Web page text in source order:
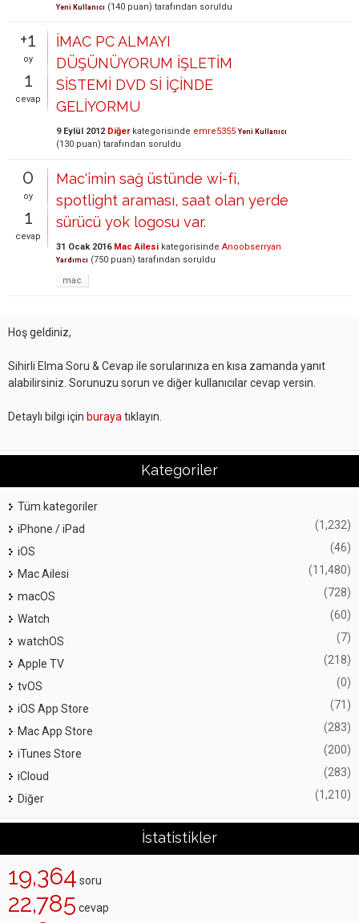
Yeni Kullanıcı (140 puan) tarafından soruldu
+1
oy
1
cevap
İMAC PC ALMAYI
DÜŞÜNÜYORUM İŞLETİM
SİSTEMİ DVD Sİ İÇİNDE
GELİYORMU
9 Eylül 2012 Diğerkategorisinde emre5355 Yeni Kullanıcı
(130 puan) tarafından soruldu
0
oy
1
cevap
Mac'imin sağ üstünde wi-fi,
spotlight araması, saat olan yerde
sürücü yok logosu var.
31 Ocak 2016 Mac Ailesi kategorisinde Anoobserryan
Yardımcı (750 puan) tarafından soruldu
mac
Hoş geldiniz,
Sihirli Elma Soru & Cevap ile sorularınıza en kısa zamanda yanıt
alabilirsiniz. Sorunuzu sorun ve diğer kullanıcılar cevap versin.
Detaylı bilgi için buraya tıklayın.
Kategoriler
Tüm kategoriler
iPhone / iPad
(1,232)
iOS (46)
Mac Ailesi (11,480)
macOS (728)
Watch (60)
watchOS (7)
Apple TV (218)
tvOS (0)
iOS App Store (71)
Mac App Store (283)
iTunes Store (200)
iCloud (283)
Diğer (1,210)
İstatistikler
19,364 soru
22,785 cevap